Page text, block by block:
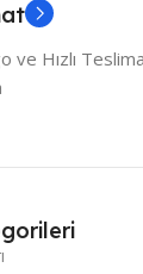
ve Hızlı